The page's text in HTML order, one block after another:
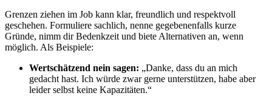
Grenzen ziehen im Job kann klar, freundlich und respektvoll
geschehen. Formuliere sachlich, nenne gegebenenfalls kurze
Gründe, nimm dir Bedenkzeit und biete Alternativen an, wenn
möglich. Als Beispiele:
Wertschätzend nein sagen: „Danke, dass du an mich
gedacht hast. Ich würde zwar gerne unterstützen, habe aber
leider selbst keine Kapazitäten.“